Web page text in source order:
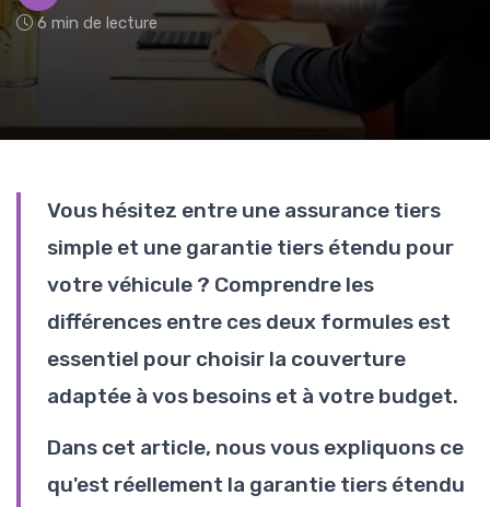
6 min de lecture
Vous hésitez entre une assurance tiers
simple et une garantie tiers étendu pour
votre véhicule ? Comprendre les
différences entre ces deux formules est
essentiel pour choisir la couverture
adaptée à vos besoins et à votre budget.
Dans cet article, nous vous expliquons ce
qu'est réellement la garantie tiers étendu